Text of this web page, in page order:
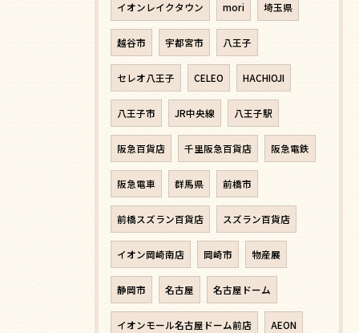
イオンレイクタウン mori 埼玉県
越谷市 宇都宮市 八王子
セレオ八王子 CELEO HACHIOJI
八王子市 JR中央線 八王子駅
阪急百貨店 千里阪急百貨店 阪急電鉄
阪急電車 群馬県 前橋市
前橋スズラン百貨店 スズラン百貨店
イオン岡崎南店 岡崎市 物産展
静岡市 名古屋 名古屋ドーム
イオンモール名古屋ドーム前店 AEON